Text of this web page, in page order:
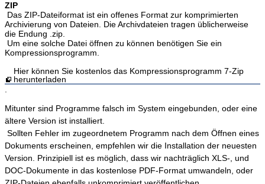
ZIP
Das ZIP-Dateiformat ist ein offenes Format zur komprimierten
Archivierung von Dateien. Die Archivdateien tragen üblicherweise
die Endung .zip.
Um eine solche Datei öffnen zu können benötigen Sie ein
Kompressionsprogramm.
Hier können Sie kostenlos das Kompressionsprogramm 7-Zip
herunterladen
.
Mitunter sind Programme falsch im System eingebunden, oder eine
ältere Version ist installiert.
Sollten Fehler im zugeordnetem Programm nach dem Öffnen eines
Dokuments erscheinen, empfehlen wir die Installation der neuesten
Version. Prinzipiell ist es möglich, dass wir nachträglich XLS-, und
DOC-Dokumente in das kostenlose PDF-Format umwandeln, oder